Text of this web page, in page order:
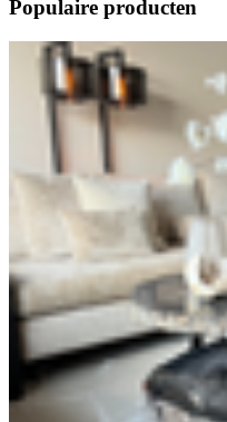
Populaire producten